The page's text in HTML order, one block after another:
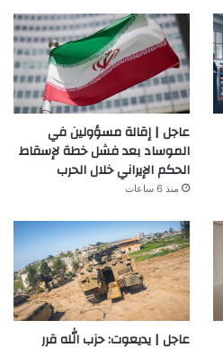
عاجل | إقالة مسؤولين في
الموساد بعد فشل خطة لإسقاط
الحكم الإيراني خلال الحرب
منذ 6 ساعات
عاجل | يديعوت: حزب الله قرر